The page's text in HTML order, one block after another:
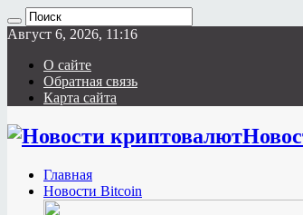
Август 6, 2026, 11:16
О сайте
Обратная связь
Карта сайта
Главная
Новости Bitcoin